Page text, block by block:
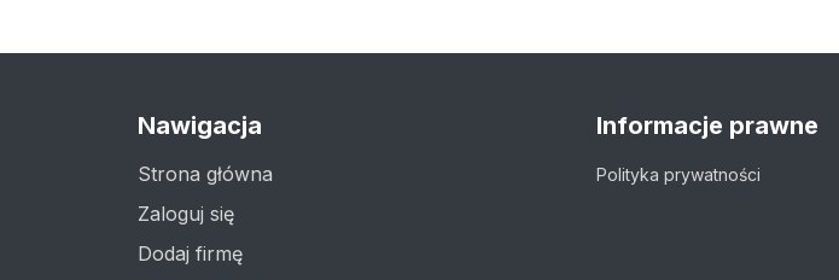
Nawigacja
Strona główna
Zaloguj się
Dodaj firmę
Informacje prawne
Polityka prywatności